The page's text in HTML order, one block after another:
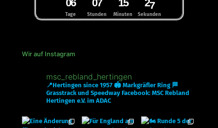
Tage
06
Stunden
07
Minuten
15
Sekunden
26
7
Wir auf Instagram
msc_rebland_hertingen
📍Hertingen since 1957 🏟 Markgräfler Ring 🏁
Grasstrack und Speedway Facebook: MSC Rebland
Hertingen e.V. im ADAC